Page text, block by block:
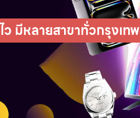
มีหลายสาขาทั่วกรุงเทพ